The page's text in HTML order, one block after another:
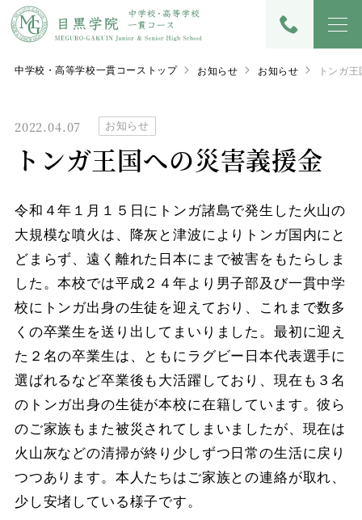
中学校・高等学校一貫コーストップ お知らせ お知らせ トンガ
2022.04.07 お知らせ
トンガ王国への災害義援金
令和４年１月１５日にトンガ諸島で発生した火山の
大規模な噴火は、降灰と津波によりトンガ国内にと
どまらず、遠く離れた日本にまで被害をもたらしま
した。本校では平成２４年より男子部及び一貫中学
校にトンガ出身の生徒を迎えており、これまで数多
くの卒業生を送り出してまいりました。最初に迎え
た２名の卒業生は、ともにラグビー日本代表選手に
選ばれるなど卒業後も大活躍しており、現在も３名
のトンガ出身の生徒が本校に在籍しています。彼ら
のご家族もまた被災されてしまいましたが、現在は
火山灰などの清掃が終り少しずつ日常の生活に戻り
つつあります。本人たちはご家族との連絡が取れ、
少し安堵している様子です。